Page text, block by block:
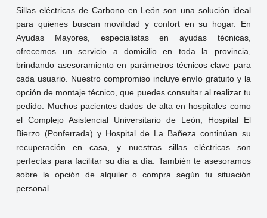
Sillas eléctricas de Carbono en León son una solución ideal
para quienes buscan movilidad y confort en su hogar. En
Ayudas Mayores, especialistas en ayudas técnicas,
ofrecemos un servicio a domicilio en toda la provincia,
brindando asesoramiento en parámetros técnicos clave para
cada usuario. Nuestro compromiso incluye envío gratuito y la
opción de montaje técnico, que puedes consultar al realizar tu
pedido. Muchos pacientes dados de alta en hospitales como
el Complejo Asistencial Universitario de León, Hospital El
Bierzo (Ponferrada) y Hospital de La Bañeza continúan su
recuperación en casa, y nuestras sillas eléctricas son
perfectas para facilitar su día a día. También te asesoramos
sobre la opción de alquiler o compra según tu situación
personal.